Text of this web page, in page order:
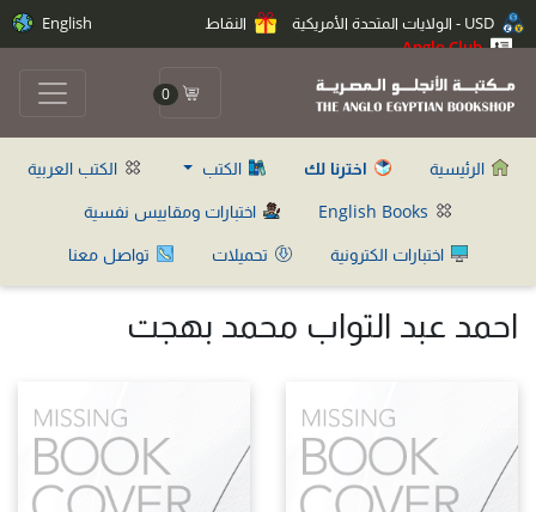
النقاط
Anglo Club
English
0
الرئيسية اخترنا لك الكتب
الكتب العربية
اختبارات ومقاييس نفسية
اختبارات الكترونية
تحميلات تواصل معنا
احمد عبد التواب محمد بهجت